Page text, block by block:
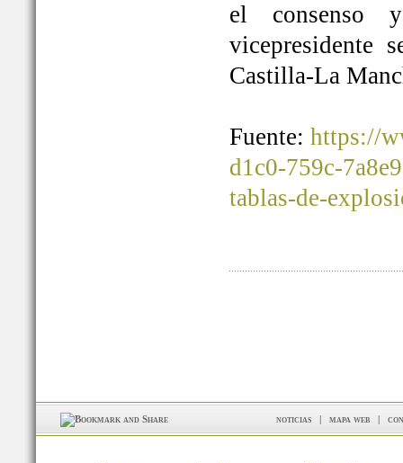
el consenso
vicepresidente
Castilla-La
Fuente: https://
d1c0-759c-
tablas-de-
noticias | mapa web |